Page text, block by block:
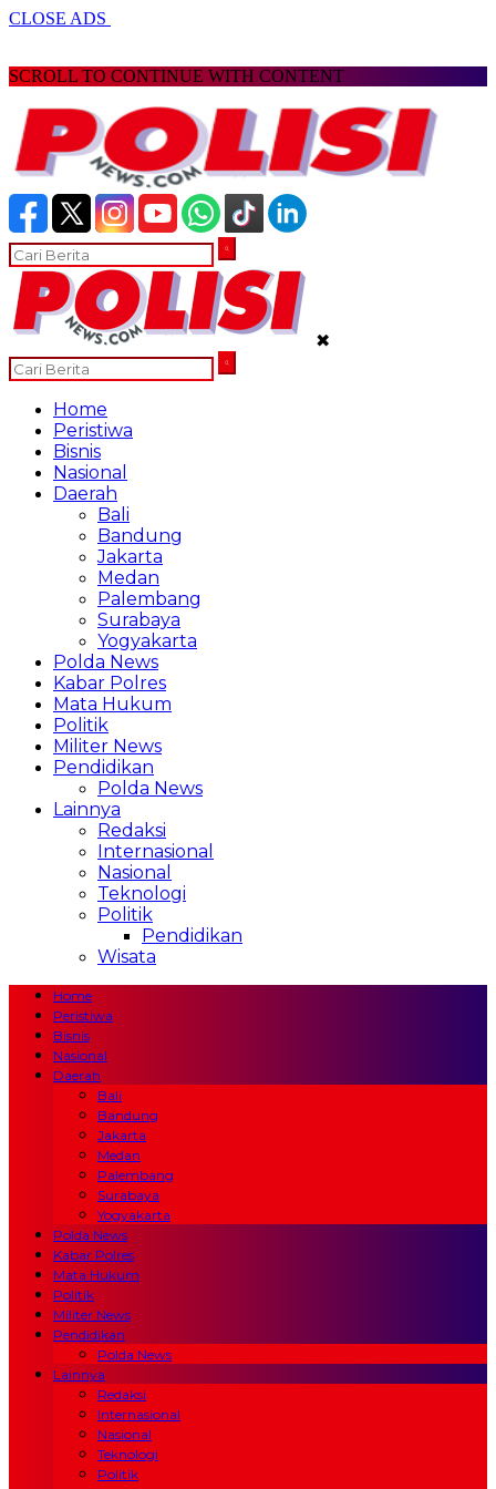
CLOSE ADS
SCROLL TO CONTINUE WITH CONTENT
✖
Home
Peristiwa
Bisnis
Nasional
Daerah
Bali
Bandung
Jakarta
Medan
Palembang
Surabaya
Yogyakarta
Polda News
Kabar Polres
Mata Hukum
Politik
Militer News
Pendidikan
Polda News
Lainnya
Redaksi
Internasional
Nasional
Teknologi
Politik
Pendidikan
Wisata
Home
Peristiwa
Bisnis
Nasional
Daerah
Bali
Bandung
Jakarta
Medan
Palembang
Surabaya
Yogyakarta
Polda News
Kabar Polres
Mata Hukum
Politik
Militer News
Pendidikan
Polda News
Lainnya
Redaksi
Internasional
Nasional
Teknologi
Politik